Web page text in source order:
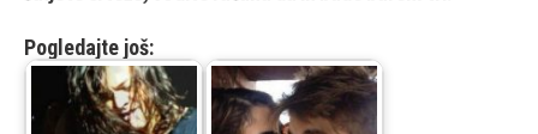
Pogledajte još: